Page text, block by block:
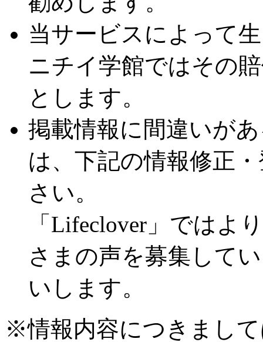
当サービスによって
ニチイ学館ではその
とします。
掲載情報に間違いが
は、下記の情報修正
さい。
「Lifeclover」ではよ
さまの声を募集して
いします。
※情報内容につきまし